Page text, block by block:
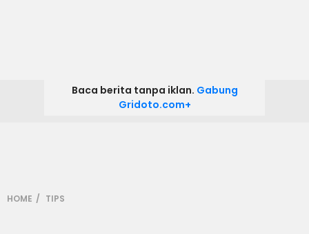
Baca berita tanpa iklan. Gabung
Gridoto.com+
HOME TIPS